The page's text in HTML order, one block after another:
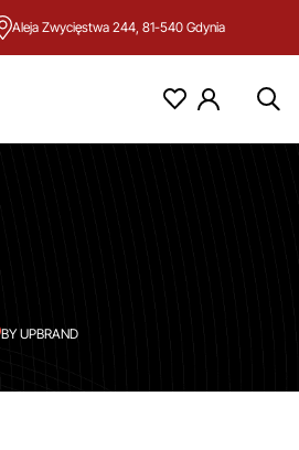
Aleja Zwycięstwa 244, 81-540 Gdynia
BY UPBRAND